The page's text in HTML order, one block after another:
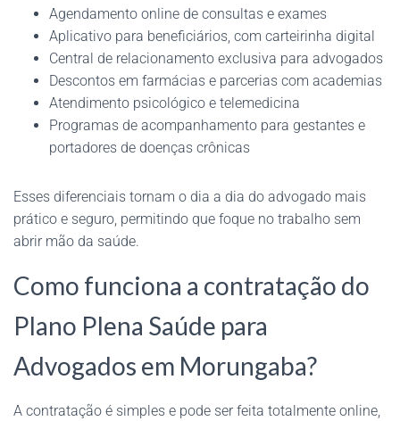
Agendamento online de consultas e exames
Aplicativo para beneficiários, com carteirinha digital
Central de relacionamento exclusiva para advogados
Descontos em farmácias e parcerias com academias
Atendimento psicológico e telemedicina
Programas de acompanhamento para gestantes e
portadores de doenças crônicas
Esses diferenciais tornam o dia a dia do advogado mais
prático e seguro, permitindo que foque no trabalho sem
abrir mão da saúde.
Como funciona a contratação do
Plano Plena Saúde para
Advogados em Morungaba?
A contratação é simples e pode ser feita totalmente online,